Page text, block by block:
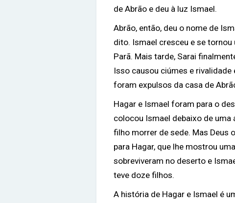
de Abrão e deu à luz Ismael.
Abrão, então, deu o nome de
dito. Ismael cresceu e se
Parã. Mais tarde, Sarai
Isso causou ciúmes e
foram expulsos da casa de
Hagar e Ismael foram para o
colocou Ismael debaixo de uma
filho morrer de sede. Mas Deus
para Hagar, que lhe mostrou
sobreviveram no deserto e
teve doze filhos.
A história de Hagar e Ismael é